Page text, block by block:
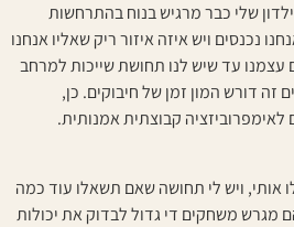
שלי כבר מרגיש בנוח בהתרחשות
נכנסים ויש איזה איזור ריק שאליו אנחנו
עד שיש לנו תחושת שייכות למרחב
זה דורש המון זמן של חיבוקים. כן,
לאימפרוביזציה קבוצתית אמנותית.
אותי, ויש לי תחושה שאם תשאלו עוד כמה
מגרש משחקים די גדול לבדוק את יכולות